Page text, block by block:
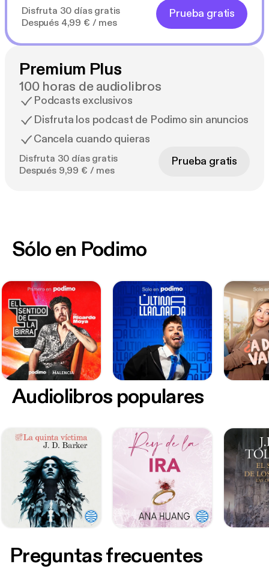
Disfruta 30 días gratis
Después 4,99 € / mes
Prueba gratis
Premium Plus
100 horas de audiolibros
Podcasts exclusivos
Disfruta los podcast de Podimo sin anuncios
Cancela cuando quieras
Disfruta 30 días gratis
Después 9,99 € / mes
Prueba gratis
Sólo en Podimo
Audiolibros populares
Preguntas frecuentes